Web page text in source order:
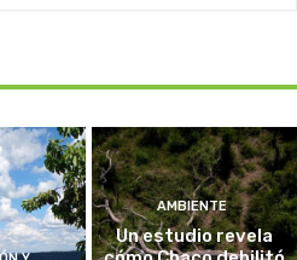
AMBIENTE
Un estudio revela